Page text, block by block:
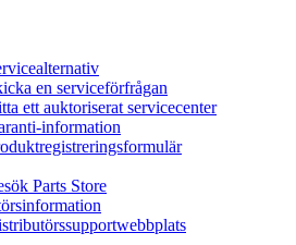
en serviceförfrågan
ett auktoriserat servicecenter
information
Parts Store